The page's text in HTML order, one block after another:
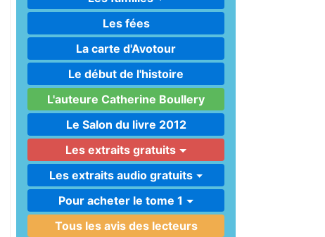
Les fées
La carte d'Avotour
Le début de l'histoire
L'auteure Catherine Boullery
Le Salon du livre 2012
Les extraits gratuits
Les extraits audio gratuits
Pour acheter le tome 1
Tous les avis des lecteurs